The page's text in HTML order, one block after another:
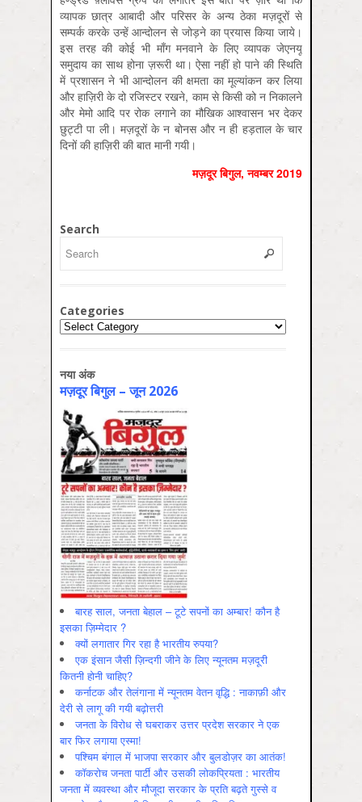
व्‍यापक छात्र आबादी और परिसर के अन्‍य ठेका मज़दूरों से
सम्‍पर्क करके उन्‍हें आन्‍दोलन से जोड़ने का प्रयास किया जाये।
इस तरह की कोई भी माँग मनवाने के लिए व्‍यापक जेएनयू
समुदाय का साथ होना ज़रूरी था। ऐसा नहीं हो पाने की स्थिति
में प्रशासन ने भी आन्‍दोलन की क्षमता का मूल्‍यांकन कर लिया
और हाज़िरी के दो रजिस्‍टर रखने, काम से किसी को न निकालने
और मेमो आदि पर रोक लगाने का मौखिक आश्वासन भर देकर
छुट्टी पा ली। मज़दूरों के न बोनस और न ही हड़ताल के चार
दिनों की हाज़िरी की बात मानी गयी।
मज़दूर बिगुल, नवम्बर 2019
Search
Categories
Categories
नया अंक
मज़दूर बिगुल – जून 2026
बारह साल, जनता बेहाल – टूटे सपनों का अम्बार! कौन है
इसका ज़िम्मेदार ?
क्यों लगातार गिर रहा है भारतीय रुपया?
एक इंसान जैसी ज़िन्दगी जीने के लिए न्यूनतम मज़दूरी
कितनी होनी चाहिए?
कर्नाटक और तेलंगाना में न्यूनतम वेतन वृद्धि : नाकाफ़ी और
देरी से लागू की गयी बढ़ोत्तरी
जनता के विरोध से घबराकर उत्तर प्रदेश सरकार ने एक
बार फिर लगाया एस्मा!
पश्चिम बंगाल में भाजपा सरकार और बुलडोज़र का आतंक!
कॉकरोच जनता पार्टी और उसकी लोकप्रियता : भारतीय
जनता में व्‍यवस्‍था और मौजूदा सरकार के प्रति बढ़ते गुस्‍से व